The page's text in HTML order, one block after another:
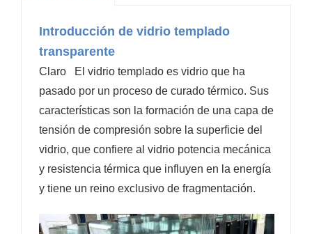
Introducción de vidrio templado
transparente
Claro
El vidrio templado es vidrio que ha
pasado por un proceso de curado térmico. Sus
características son la formación de una capa de
tensión de compresión sobre la superficie del
vidrio, que confiere al vidrio potencia mecánica
y resistencia térmica que influyen en la energía
y tiene un reino exclusivo de fragmentación.